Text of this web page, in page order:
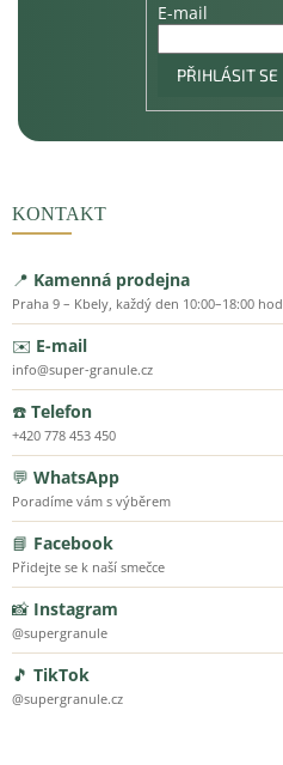
E-mail
PŘIHLÁSIT SE
KONTAKT
📍 Kamenná prodejna
Praha 9 – Kbely, každý den 10:00–18:00 hod
✉️ E-mail
info@super-granule.cz
☎️ Telefon
+420 778 453 450
💬 WhatsApp
Poradíme vám s výběrem
📘 Facebook
Přidejte se k naší smečce
📸 Instagram
@supergranule
🎵 TikTok
@supergranule.cz